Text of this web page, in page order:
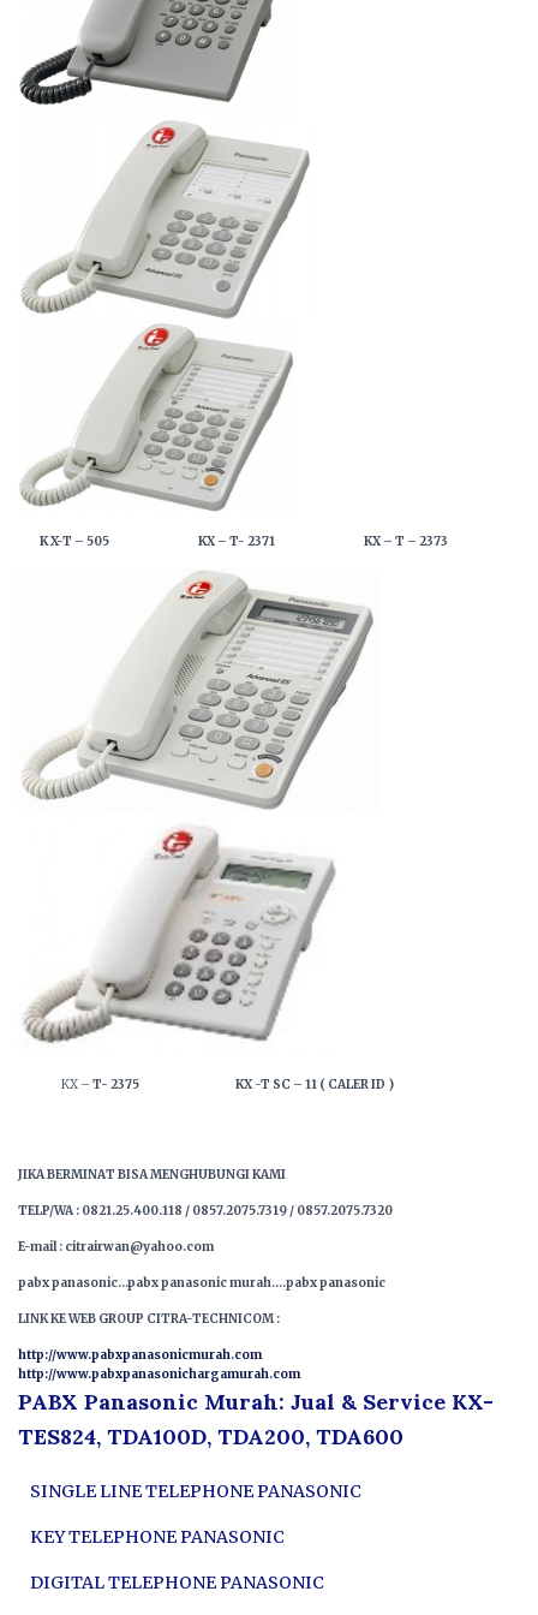
K X-T – 505 KX – T- 2371 KX – T – 2373
KX – T- 2375 KX -T SC – 11 ( CALER ID )
JIKA BERMINAT BISA MENGHUBUNGI KAMI
TELP/WA : 0821.25.400.118 / 0857.2075.7319 / 0857.2075.7320
E-mail : citrairwan@yahoo.com
pabx panasonic…pabx panasonic murah….pabx panasonic
LINK KE WEB GROUP CITRA-TECHNICOM :
http://www.pabxpanasonicmurah.com
http://www.pabxpanasonichargamurah.com
PABX Panasonic Murah: Jual & Service KX-
TES824, TDA100D, TDA200, TDA600
SINGLE LINE TELEPHONE PANASONIC
KEY TELEPHONE PANASONIC
DIGITAL TELEPHONE PANASONIC